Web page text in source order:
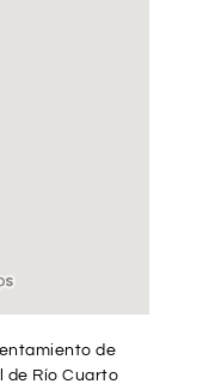
de
de Río Cuarto